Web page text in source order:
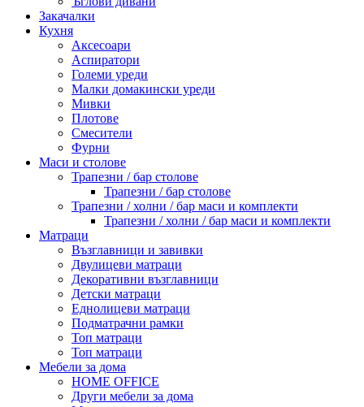
Закачалки
Кухня
Аксесоари
Аспиратори
Големи уреди
Малки домакински уреди
Мивки
Плотове
Смесители
Фурни
Маси и столове
Трапезни / бар столове
Трапезни / бар столове
Трапезни / холни / бар маси и комплекти
Трапезни / холни / бар маси и комплекти
Матраци
Възглавници и завивки
Двулицеви матраци
Декоративни възглавници
Детски матраци
Еднолицеви матраци
Подматрачни рамки
Топ матраци
Топ матраци
Мебели за дома
HOME OFFICE
Други мебели за дома